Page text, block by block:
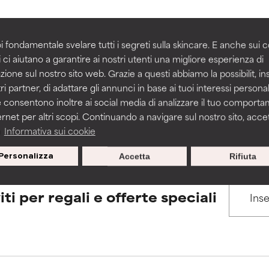
fondamentale svelare tutti i segreti sulla skincare. E anche sui
ci aiutano a garantire ai nostri utenti una migliore esperienza di
sul nostro sito web. Grazie a questi abbiamo la possibilit,
partner, di adattare gli annunci in base ai tuoi interessi
consentono inoltre ai social media di analizzare il tuo
per altri scopi. Continuando a navigare sul nostro sito,
Informativa sui cookie
Rifiuta
Accetta
BACK TO SEARCH
to assess ingredients in this dictionary. Regulations
irritante, ma può presentare problemi per come appare
problemi di altro tipo che ne limitano l'utilità.
Il rischio aumenta se combinato con altri ingredienti
infiammazioni, secchezza, ecc. Può offrire benefici solo in
che fa più male che bene.
irritante, ma può presentare problemi per come appare
problemi di altro tipo che ne limitano l'utilità.
Il rischio aumenta se combinato con altri ingredienti
infiammazioni, secchezza, ecc. Può offrire benefici solo in
che fa più male che bene.
per regali e offerte speciali